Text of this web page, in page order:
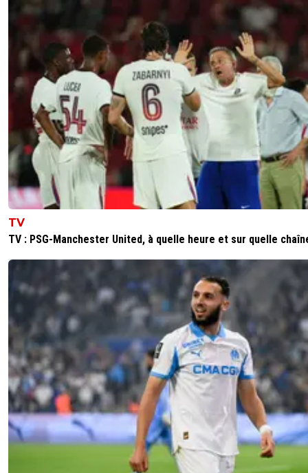
TV
TV : PSG-Manchester United, à quelle heure et sur quelle